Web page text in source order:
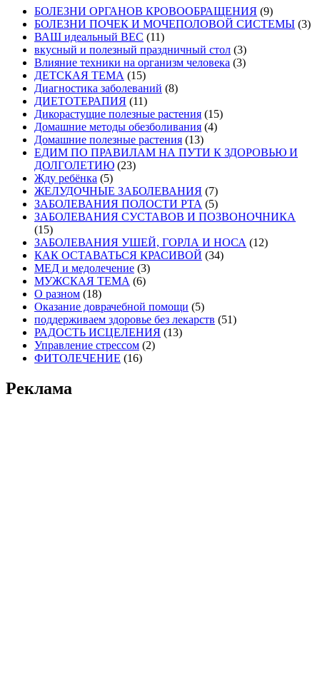
БОЛЕЗНИ ОРГАНОВ КРОВООБРАЩЕНИЯ (9)
БОЛЕЗНИ ПОЧЕК И МОЧЕПОЛОВОЙ СИСТЕМЫ (3)
ВАШ идеальный ВЕС (11)
вкусный и полезный праздничный стол (3)
Влияние техники на организм человека (3)
ДЕТСКАЯ ТЕМА (15)
Диагностика заболеваний (8)
ДИЕТОТЕРАПИЯ (11)
Дикорастущие полезные растения (15)
Домашние методы обезболивания (4)
Домашние полезные растения (13)
ЕДИМ ПО ПРАВИЛАМ НА ПУТИ К ЗДОРОВЬЮ И
ДОЛГОЛЕТИЮ (23)
Жду ребёнка (5)
ЖЕЛУДОЧНЫЕ ЗАБОЛЕВАНИЯ (7)
ЗАБОЛЕВАНИЯ ПОЛОСТИ РТА (5)
ЗАБОЛЕВАНИЯ СУСТАВОВ И ПОЗВОНОЧНИКА
(15)
ЗАБОЛЕВАНИЯ УШЕЙ, ГОРЛА И НОСА (12)
КАК ОСТАВАТЬСЯ КРАСИВОЙ (34)
МЕД и медолечение (3)
МУЖСКАЯ ТЕМА (6)
О разном (18)
Оказание доврачебной помощи (5)
поддерживаем здоровье без лекарств (51)
РАДОСТЬ ИСЦЕЛЕНИЯ (13)
Управление стрессом (2)
ФИТОЛЕЧЕНИЕ (16)
Реклама